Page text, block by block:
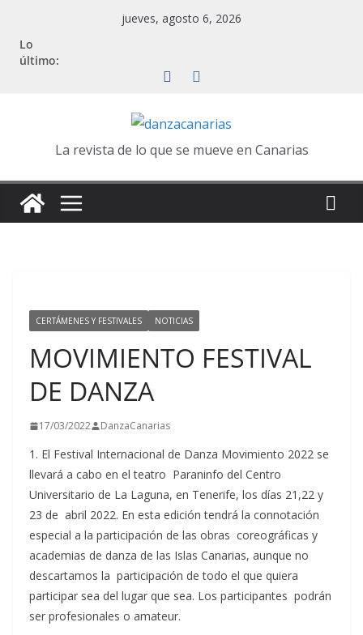
contenido
jueves, agosto 6, 2026
Lo
último:
La revista de lo que se mueve en Canarias
CERTÁMENES Y FESTIVALES NOTICIAS
MOVIMIENTO FESTIVAL
DE DANZA
17/03/2022 DanzaCanarias
1. El Festival Internacional de Danza Movimiento 2022 se
llevará a cabo en el teatro Paraninfo del Centro
Universitario de La Laguna, en Tenerife, los días 21,22 y
23 de abril 2022. En esta edición tendrá la connotación
especial a la participación de las obras coreográficas y
academias de danza de las Islas Canarias, aunque no
descartamos la participación de todo el que quiera
participar sea del lugar que sea. Los participantes podrán
ser profesionales o amateur.